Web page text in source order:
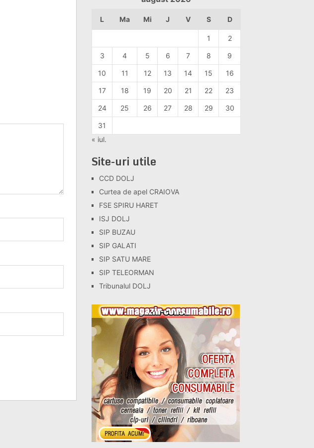
L Ma Mi J V S D
1 2
3 4 5 6 7 8 9
10 11 12 13 14 15 16
17 18 19 20 21 22 23
24 25 26 27 28 29 30
31
« iul.
Site-uri utile
CCD DOLJ
Curtea de apel CRAIOVA
FSE SPIRU HARET
ISJ DOLJ
SIP BUZAU
SIP GALATI
SIP SATU MARE
SIP TELEORMAN
Tribunalul DOLJ